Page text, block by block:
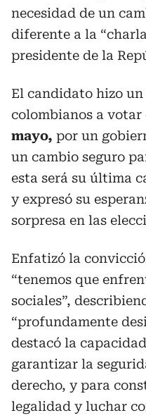
necesidad de un
diferente a la
presidente de la
El candidato hizo
colombianos a votar
mayo, por un
un cambio seguro
esta será su última
y expresó su
sorpresa en las
Enfatizó la
“tenemos que
sociales”,
“profundamente
destacó la
garantizar la
derecho, y para
legalidad y luchar